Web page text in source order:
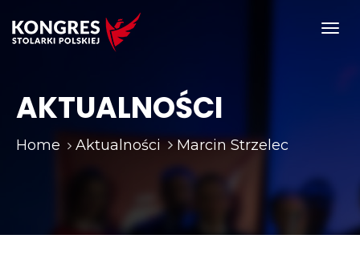
AKTUALNOŚCI
Home Aktualności Marcin Strzelec